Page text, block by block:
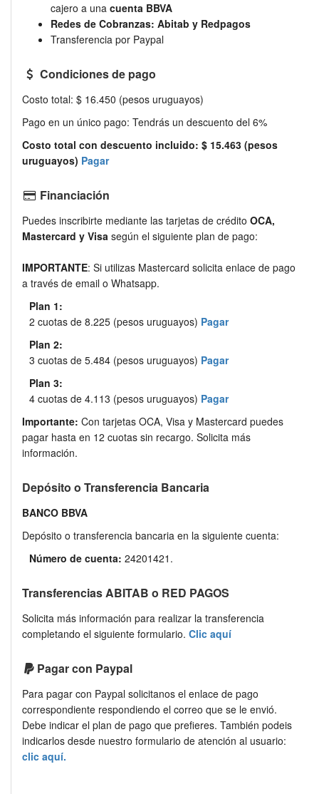
cajero a una cuenta BBVA
Redes de Cobranzas: Abitab y Redpagos
Transferencia por Paypal
Condiciones de pago
Costo total: $ 16.450 (pesos uruguayos)
Pago en un único pago: Tendrás un descuento del 6%
Costo total con descuento incluido: $ 15.463 (pesos
uruguayos) Pagar
Financiación
Puedes inscribirte mediante las tarjetas de crédito OCA,
Mastercard y Visa según el siguiente plan de pago:
IMPORTANTE: Si utilizas Mastercard solicita enlace de pago
a través de email o Whatsapp.
Plan 1:
2 cuotas de 8.225 (pesos uruguayos) Pagar
Plan 2:
3 cuotas de 5.484 (pesos uruguayos) Pagar
Plan 3:
4 cuotas de 4.113 (pesos uruguayos) Pagar
Importante: Con tarjetas OCA, Visa y Mastercard puedes
pagar hasta en 12 cuotas sin recargo. Solicita más
información.
Depósito o Transferencia Bancaria
BANCO BBVA
Depósito o transferencia bancaria en la siguiente cuenta:
Número de cuenta: 24201421.
Transferencias ABITAB o RED PAGOS
Solicita más información para realizar la transferencia
completando el siguiente formulario. Clic aquí
Pagar con Paypal
Para pagar con Paypal solicitanos el enlace de pago
correspondiente respondiendo el correo que se le envió.
Debe indicar el plan de pago que prefieres. También podeis
indicarlos desde nuestro formulario de atención al usuario:
clic aquí.